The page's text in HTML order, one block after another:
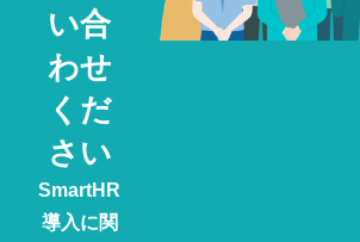
い合
わせ
くだ
さい
SmartHR
導入に関